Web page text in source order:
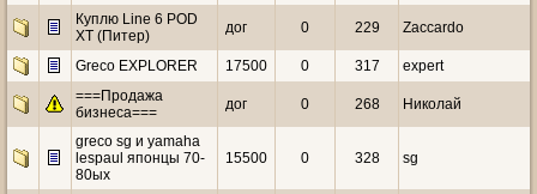
Куплю Line 6 POD
XT (Питер)
дог 0 229 Zaccardo
Greco EXPLORER 17500 0 317
expert
===Продажа
бизнеса===
дог 0 268 Николай
greco sg и yamaha
lespaul японцы 70-
80ых
15500 0 328 sg